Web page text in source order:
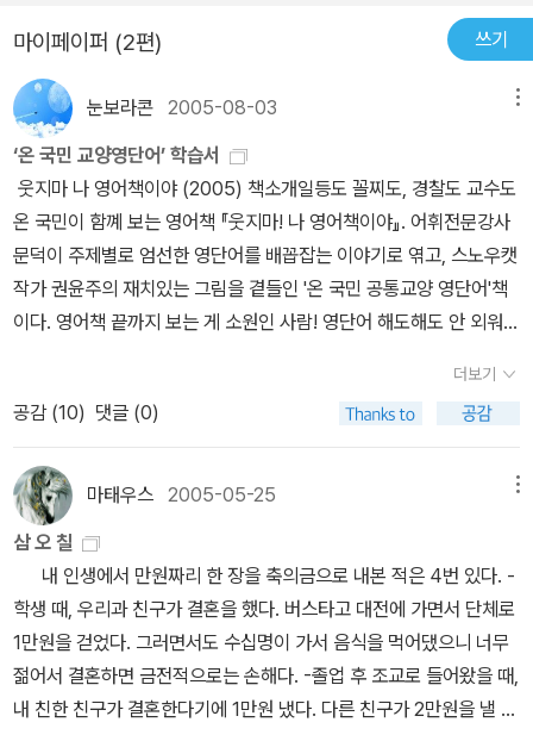
심으로 공부하고싶은 사람이 사면 정말좋고 듣기공부하고싶은사람에
게도 좋은것같다.입이 트이면 당연히 귀도 열릴테니...
마이페이퍼 (2편) 쓰기
눈보라콘 2005-08-03
‘온 국민 교양영단어’ 학습서
웃지마 나 영어책이야 (2005) 책소개일등도 꼴찌도, 경찰도 교수도
온 국민이 함꼐 보는 영어책 『웃지마! 나 영어책이야』. 어휘전문강사
문덕이 주제별로 엄선한 영단어를 배꼽잡는 이야기로 엮고, 스노우캣
작가 권윤주의 재치있는 그림을 곁들인 '온 국민 공통교양 영단어'책
이다. 영어책 끝까지 보는 게 소원인 사람! 영단어 해도해도 안 외워지
사람! 재미있게 읽기만 하면 되는 이 책으로 시작해보자. 어휘전문강
사 문덕이 주제별로 엄선한 영단어를 배꼽잡는 이야기로 엮고, 스노
우캣 작가 권윤주의 재치있는 그림이 함께 있는 이 책은, 노인도 아이
도 끝까지 볼 수 있고 일등도 꼴찌도 쉽게 배울 수 있는 '온 국민 공통
교양 영단어'책.우리 주변환경을 파노라마식으로 따라가는 이야기 구
성으로 1천 개에 달하는 핵심단어들이 자동적으로 머리 속에 쏙쏙 들
어오며, 연상기억이 자극되어 의미가 오래 기억된다. 생활 속의 필수
단어뿐만 아니라, 각종 시험(토익ㆍ토플ㆍ대학원ㆍ공무원ㆍ고시ㆍ
편입)에 자주 등장하는 단어까지 총망라하였다.어휘전문강사 문덕이
엄선한 온 국민 공통교양 영단어 1000개를 재미있게 읽고 알차게 배
우는 책삼촌도 고모도 끝까지 읽을 수 있는 영어책노인도 아이도 쉽
더보기
공감 (10) 댓글 (0)
마태우스 2005-05-25
삼 오 칠
내 인생에서 만원짜리 한 장을 축의금으로 내본 적은 4번 있다. -
학생 때, 우리과 친구가 결혼을 했다. 버스타고 대전에 가면서 단체로
1만원을 걷었다. 그러면서도 수십명이 가서 음식을 먹어댔으니 너무
젊어서 결혼하면 금전적으로는 손해다. -졸업 후 조교로 들어왔을 때,
내 친한 친구가 결혼한다기에 1만원 냈다. 다른 친구가 2만원을 낼 때